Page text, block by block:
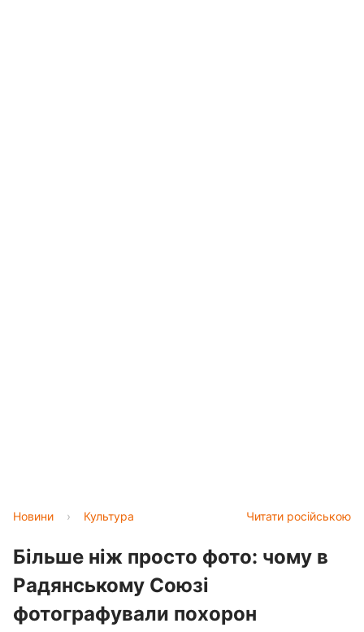
Читати російською
Новини › Культура
Більше ніж просто фото: чому в
Радянському Союзі
фотографували похорон